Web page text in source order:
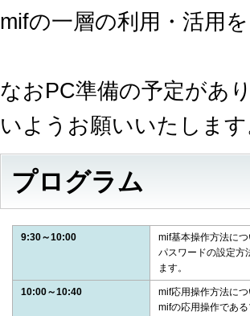
mifの一層の利用・活用
なおPC準備の予定があ
いようお願いいたしま
プログラム
9:30～10:00
mif基本操作方法に
パスワードの設定方
ます。
10:00～10:40
mif応用操作方法に
mifの応用操作であ